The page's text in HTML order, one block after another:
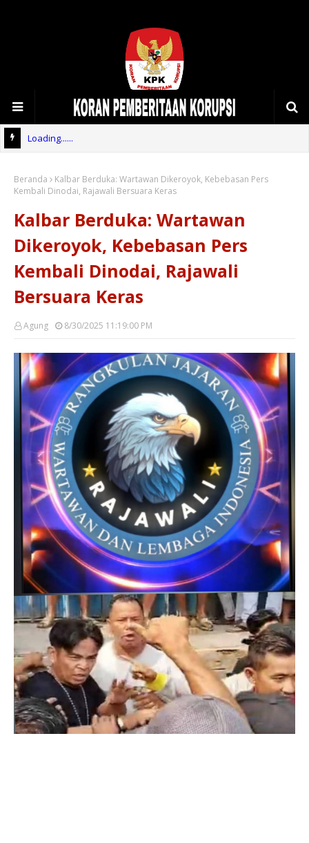
Loading......
Beranda
Kalbar Berduka: Wartawan Dikeroyok, Kebebasan Pers
Kembali Dinodai, Rajawali Bersuara Keras
Kalbar Berduka: Wartawan
Dikeroyok, Kebebasan Pers
Kembali Dinodai, Rajawali
Bersuara Keras
Agung 8/30/2025 11:19:00 PM